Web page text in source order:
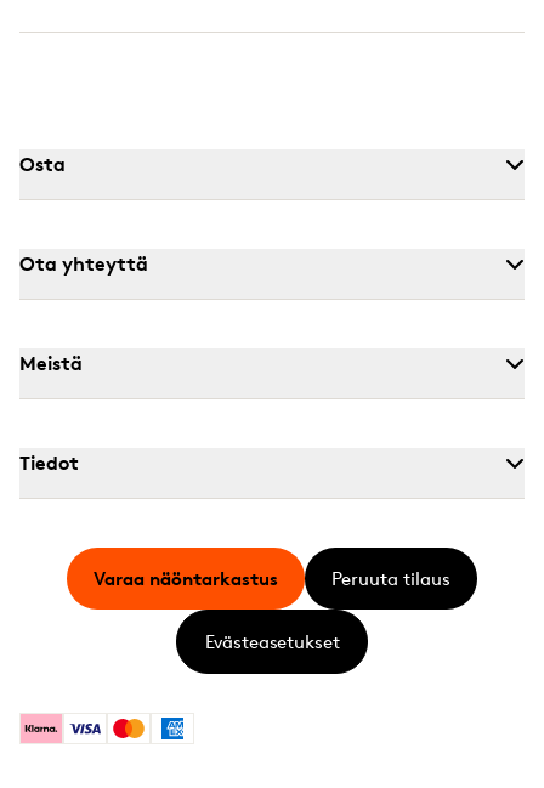
Osta
Ota yhteyttä
Meistä
Tiedot
KlarnaVisa MastercardAmerican Express
Varaa näöntarkastus Peruuta tilaus
Evästeasetukset